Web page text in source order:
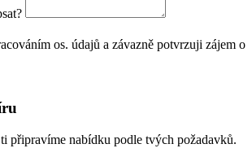
os. údajů a závazně potvrzuji zájem o
připravíme nabídku podle tvých požadavků.